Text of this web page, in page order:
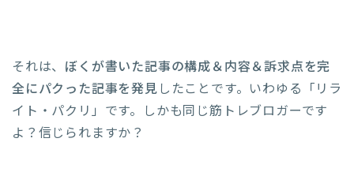
それは、 ぼくが書いた記事の構成＆内容＆訴求点を完
全にパクった記事を発見 したことです。いわゆる「リラ
イト・パクリ」です。しかも同じ筋トレブロガーです
よ？信じられますか？